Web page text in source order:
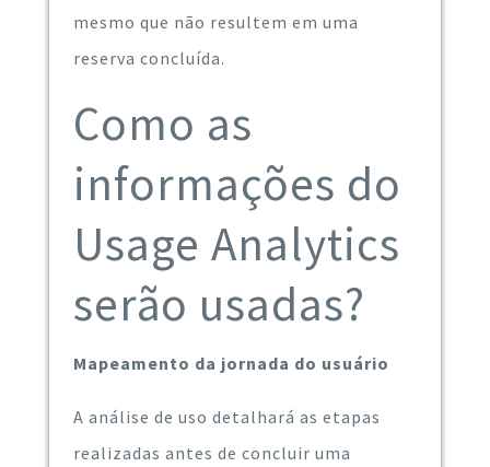
mesmo que não resultem em uma
reserva concluída.
Como as
informações do
Usage Analytics
serão usadas?
Mapeamento da jornada do usuário
A análise de uso detalhará as etapas
realizadas antes de concluir uma